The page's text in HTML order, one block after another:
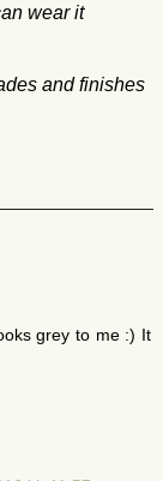
wear it
and finishes
grey to me :) It